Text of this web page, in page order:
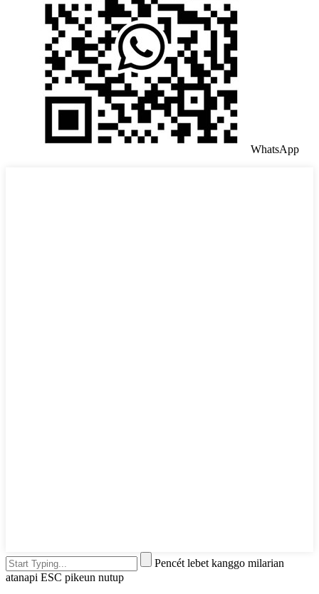
WhatsApp
Pencét lebet kanggo milarian
atanapi ESC pikeun nutup